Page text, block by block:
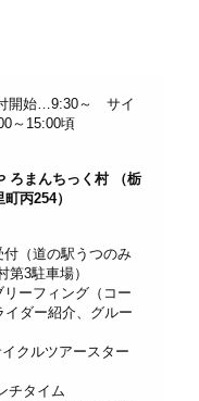
開始…9:30～ サイ
～15:00頃
ろまんちっく村 （栃
丙254）
（道の駅うつのみ
第3駐車場）
ーフィング（コー
イダー紹介、グルー
クルツアースター
チタイム